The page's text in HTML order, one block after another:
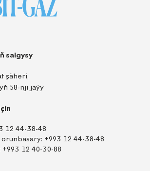
salgysy
şäheri,
58-nji jaýy
12 44-38-48
+993 12 44-38-48
+993 12 40-30-88